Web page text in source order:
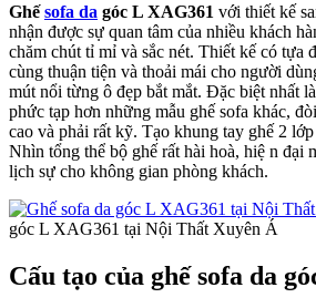
Ghếsofa da góc L XAG361 với thiết kế
nhận được sự quan tâm của nhiều khách
chăm chút tỉ mỉ và sắc nét. Thiết kế có tựa
cùng thuận tiện và thoải mái cho người
mút nổi từng ô đẹp bắt mắt. Đặc biệt nhất
phức tạp hơn những mẫu ghế sofa khác,
cao và phải rất kỹ. Tạo khung tay ghế 2
Nhìn tổng thể bộ ghế rất hài hoà, hiệ n đại
lịch sự cho không gian phòng khách.
góc L XAG361 tại Nội Thất Xuyên Á
Cấu tạo của ghế sofa da